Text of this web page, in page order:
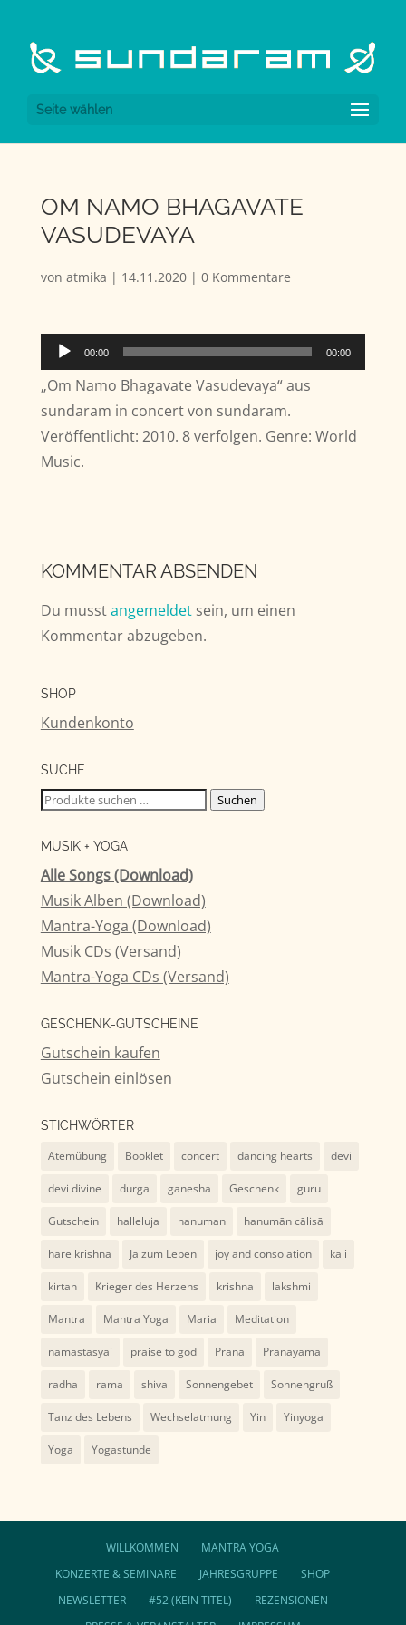
Seite wählen
OM NAMO BHAGAVATE
VASUDEVAYA
von atmika | 14.11.2020| 0 Kommentare
Audio-
Player
00:00 00:00
„Om Namo Bhagavate Vasudevaya“ aus
sundaram in concert von sundaram.
Veröffentlicht: 2010. 8 verfolgen. Genre: World
Music.
KOMMENTAR ABSENDEN
Du musstangemeldetsein, um einen
Kommentar abzugeben.
SHOP
Kundenkonto
SUCHE
Suchen
Suchen
MUSIK + YOGA
Alle Songs (Download)
Musik Alben (Download)
Mantra-Yoga (Download)
Musik CDs (Versand)
Mantra-Yoga CDs (Versand)
GESCHENK-GUTSCHEINE
Gutschein kaufen
Gutschein einlösen
STICHWÖRTER
Atemübung Booklet concert dancing hearts devi
devi divine durga ganesha Geschenk guru
Gutschein halleluja hanuman hanumān cālisā
hare krishna Ja zum Leben joy and consolation kali
kirtan Krieger des Herzens krishna lakshmi
Mantra Mantra Yoga Maria Meditation
namastasyai praise to god Prana Pranayama
radha rama shiva Sonnengebet Sonnengruß
Tanz des Lebens Wechselatmung Yin Yinyoga
Yoga Yogastunde
WILLKOMMEN
MANTRA YOGA
KONZERTE & SEMINARE
JAHRESGRUPPE
SHOP
NEWSLETTER
#52 (KEIN TITEL)
REZENSIONEN